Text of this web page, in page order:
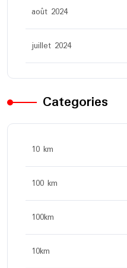
août 2024
juillet 2024
Categories
10 km
100 km
100km
10km